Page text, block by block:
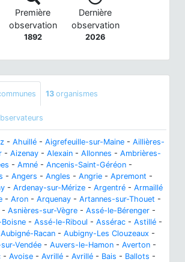
Première
observation
1892
Dernière
observation
2026
13 organismes
- Ahuillé - Aigrefeuille-sur-Maine - Aillières-
- Aizenay - Alexain - Allonnes - Ambrières-
- Amné - Ancenis-Saint-Géréon -
- Angers - Angles - Angrie - Apremont -
- Ardenay-sur-Mérize - Argentré - Armaillé
- Aron - Arquenay - Artannes-sur-Thouet -
- Asnières-sur-Vègre - Assé-le-Bérenger -
- Assé-le-Riboul - Assérac - Astillé -
Aubigné-Racan - Aubigny-Les Clouzeaux -
Vendée - Auvers-le-Hamon - Averton -
- Avoise - Avrillé - Avrillé - Bais - Ballots -